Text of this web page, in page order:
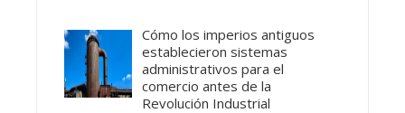
Cómo los imperios antiguos
establecieron sistemas
administrativos para el
comercio antes de la
Revolución Industrial